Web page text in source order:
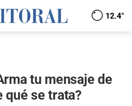
12.4°
tu mensaje de
qué se trata?